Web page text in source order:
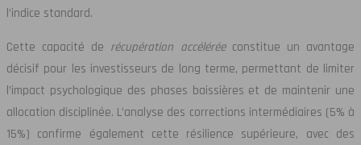
l’indice standard.
Cette capacité de récupération accéléréeconstitue un avantage
décisif pour les investisseurs de long terme, permettant de limiter
l’impact psychologique des phases baissières et de maintenir une
allocation disciplinée. L’analyse des corrections intermédiaires (5% à
15%) confirme également cette résilience supérieure, avec des